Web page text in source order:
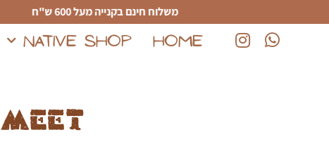
משלוח חינם בקנייה מעל 600 ש"ח
(נפתח בחלון חדש)
(נפתח בחלון חדש)
HOME
NATIVE SHOP